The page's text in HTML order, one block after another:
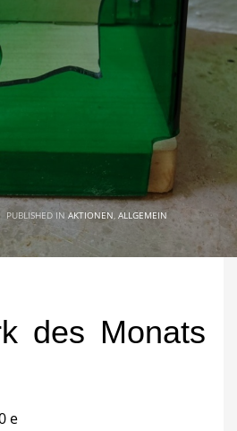
PUBLISHED IN AKTIONEN, ALLGEMEIN
des Monats
e